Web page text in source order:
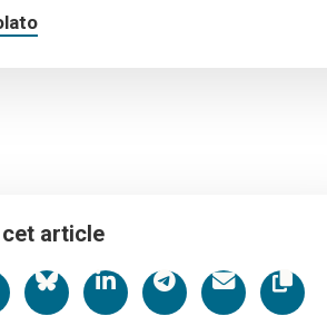
article